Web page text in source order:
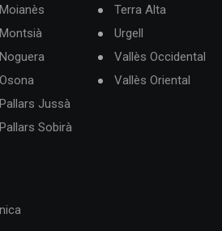
Moianès
Montsià
Noguera
Osona
Pallars Jussà
Pallars Sobirà
Terra Alta
Urgell
Vallès Occidental
Vallès Oriental